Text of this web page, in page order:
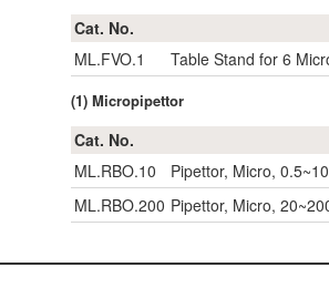
Cat. No.
ML.FVO.1
Table Stand for 6
(1) Micropipettor
Cat. No.
ML.RBO.10
Pipettor, Micro,
ML.RBO.200 Pipettor, Micro,